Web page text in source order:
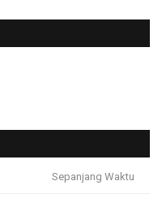
Sepanjang Waktu